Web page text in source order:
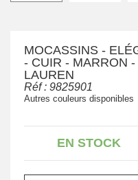
MOCASSINS -
- CUIR - MARRON -
LAUREN
Réf : 9825901
Autres couleurs disponibles
EN STOCK